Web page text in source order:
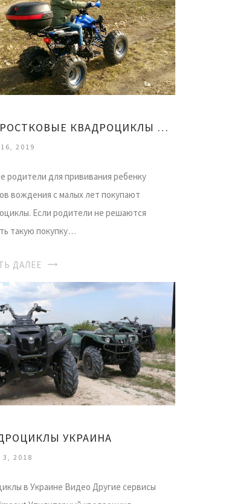
ПОДРОСТКОВЫЕ КВАДРОЦИКЛЫ НА БЕНЗИНЕ
2019
родители для прививания ребенку
вождения с малых лет покупают
Если родители не решаются
такую покупку…
ДАЛЕЕ
УКРАИНА
2018
в Украине Видео Другие сервисы